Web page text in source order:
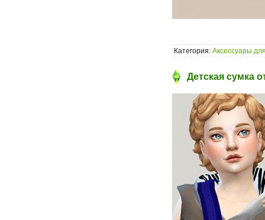
Категория: Аксессуары
Детская сумка